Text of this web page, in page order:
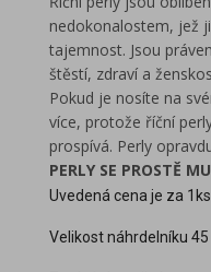
nedokonalostem, jež
tajemnost. Jsou
štěstí, zdraví a
Pokud je nosíte na
více, protože říční
prospívá. Perly
PERLY SE PROSTĚ
Uvedená cena je za
Velikost náhrdelníku 45